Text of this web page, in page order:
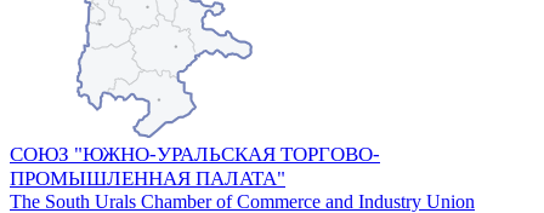
СОЮЗ "ЮЖНО-УРАЛЬСКАЯ ТОРГОВО-
ПРОМЫШЛЕННАЯ ПАЛАТА"
The South Urals Chamber of Commerce and Industry Union